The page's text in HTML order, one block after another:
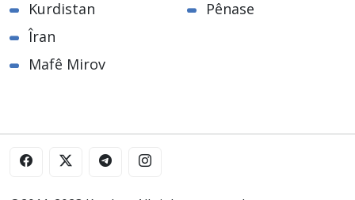
Kurdistan
Îran
Mafê Mirov
Pênase